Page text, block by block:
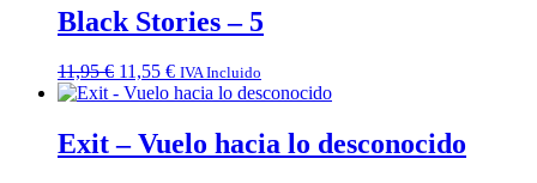
11,95 €.
11,55 €.
Black Stories – 5
11,95€ El
precio
era:
11,95 €.
11,55 €El
precio
es:
11,55 €.
IVA Incluido
Exit – Vuelo hacia lo desconocido